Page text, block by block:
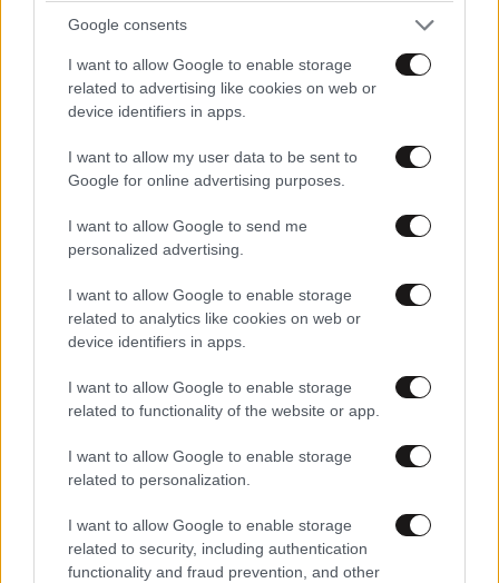
Google consents
I want to allow Google to enable storage
related to advertising like cookies on web or
device identifiers in apps.
I want to allow my user data to be sent to
Google for online advertising purposes.
I want to allow Google to send me
personalized advertising.
I want to allow Google to enable storage
related to analytics like cookies on web or
device identifiers in apps.
I want to allow Google to enable storage
related to functionality of the website or app.
I want to allow Google to enable storage
related to personalization.
I want to allow Google to enable storage
related to security, including authentication
functionality and fraud prevention, and other
LIFESTYLE05·08·2026 17:48
Παλάτι Marivent: Πώς οι κληρονόμοι του
Ιωάννη Σαριδάκη αφαίρεσαν 1.300 έργα τέχνης
από τη βασιλική οικογένεια της Ισπανίας